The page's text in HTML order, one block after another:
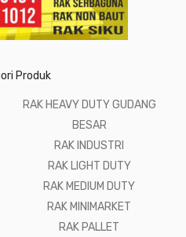
Produk
RAK HEAVY DUTY GUDANG
BESAR
RAK INDUSTRI
RAK LIGHT DUTY
RAK MEDIUM DUTY
RAK MINIMARKET
RAK PALLET